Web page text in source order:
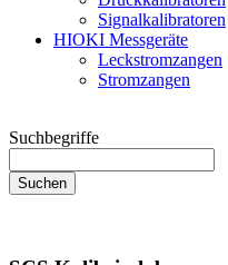
Signalkalibratoren
HIOKI Messgeräte
Leckstromzangen
Stromzangen
Suchbegriffe